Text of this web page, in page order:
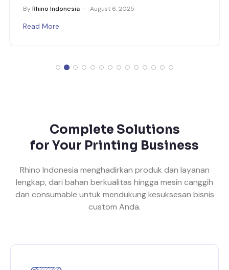
ByRhino Indonesia July 24, 2025
Read More
Complete Solutions
for Your Printing Business
Rhino Indonesia menghadirkan produk dan layanan
lengkap, dari bahan berkualitas hingga mesin canggih
dan consumable untuk mendukung kesuksesan bisnis
custom Anda.